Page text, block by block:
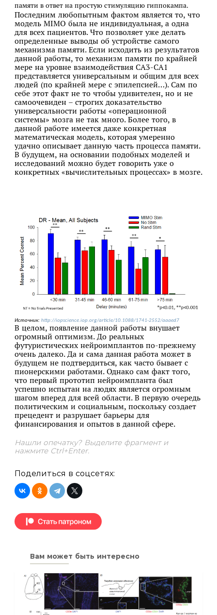
памяти в ответ на простую стимуляцию гиппокампа.
Последним любопытным фактом является то, что
модель MIMO была не индивидуальная, а одна
для всех пациентов. Что позволяет уже делать
определенные выводы об устройстве самого
механизма памяти. Если исходить из результатов
данной работы, то механизм памяти по крайней
мере на уровне взаимодействия СА3-СА1
представляется универсальным и общим для всех
людей (по крайней мере с эпилепсией…). Сам по
себе этот факт не то чтобы удивителен, но и не
самоочевиден – строгих доказательство
универсальности работы «операционной
системы» мозга не так много. Более того, в
данной работе имеется даже конкретная
математическая модель, которая умеренно
удачно описывает данную часть процесса памяти.
В будущем, на основании подобных моделей и
исследований можно будет говорить уже о
конкретных «вычислительных процессах» в мозге.
Источник: http://iopscience.iop.org/article/10.1088/1741-2552/aaaed7
В целом, появление данной работы внушает
огромный оптимизм. До реальных
футуристических нейроимплантов по-прежнему
очень далеко. Да и сама данная работа может в
будущем не подтвердиться, как часто бывает с
пионерскими работами. Однако сам факт того,
что первый прототип нейроимпланта был
успешно испытан на людях является огромным
шагом вперед для всей области. В первую очередь
политическим и социальным, поскольку создает
прецедент и разрушает барьеры для
финансирования и опытов в данной сфере.
Нашли опечатку? Выделите фрагмент и
нажмите Ctrl+Enter.
Поделиться в соцсетях:
Вам может быть интересно